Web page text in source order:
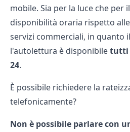
mobile. Sia per la luce che per
disponibilità oraria rispetto
servizi commerciali, in quanto il
l'autolettura è disponibiletutti
24.
È possibile richiedere la
telefonicamente?
Non è possibile parlare con